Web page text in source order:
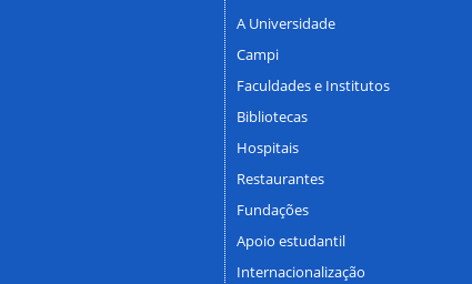
A Universidade
Campi
Faculdades e Institutos
Bibliotecas
Hospitais
Restaurantes
Fundações
Apoio estudantil
Internacionalização